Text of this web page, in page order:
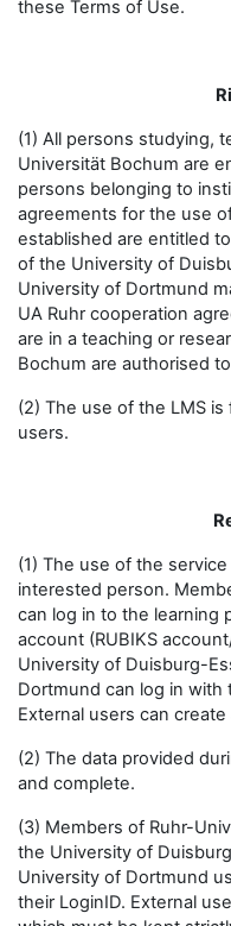
these Terms of Use.
(1) All persons studying,
Universität Bochum are
persons belonging to
agreements for the use
established are entitled
of the University of
University of Dortmund
UA Ruhr cooperation
are in a teaching or
Bochum are authorised
(2) The use of the LMS
users.
(1) The use of the
interested person.
can log in to the learning
account (RUBIKS
University of Duisburg-
Dortmund can log in with
External users can
(2) The data provided
and complete.
(3) Members of Ruhr-
the University of
University of Dortmund
their LoginID. External